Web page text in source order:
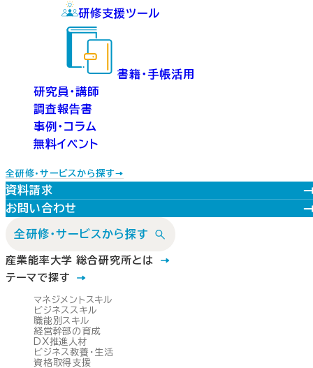
研修支援ツール
書籍・手帳活用
研究員・講師
調査報告書
事例・コラム
無料イベント
全研修・サービスから探す
資料請求
お問い合わせ
全研修・サービスから探す
産業能率大学 総合研究所とは
テーマで探す
マネジメントスキル
ビジネススキル
職能別スキル
経営幹部の育成
DX推進人材
ビジネス教養・生活
資格取得支援